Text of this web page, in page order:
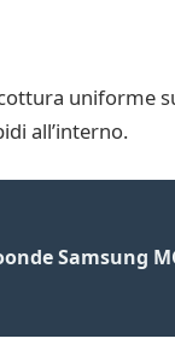
uniforme
all’interno.
Samsung